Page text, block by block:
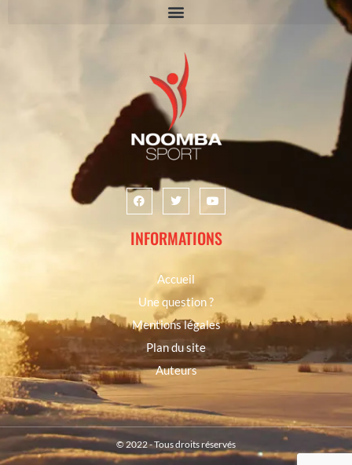
INFORMATIONS
Accueil
Une question ?
Mentions légales
Plan du site
Auteurs
© 2022 - Tous droits réservés